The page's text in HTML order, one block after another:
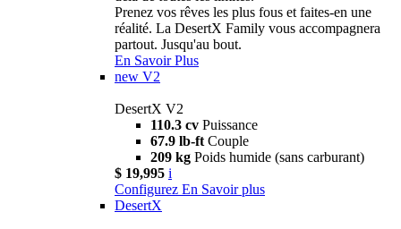
Prenez vos rêves les plus fous et faites-en une
réalité. La DesertX Family vous accompagnera
partout. Jusqu'au bout.
En Savoir Plus
new V2
DesertX V2
110.3 cv Puissance
67.9 lb-ft Couple
209 kg Poids humide (sans carburant)
$ 19,995 i
Configurez En Savoir plus
DesertX